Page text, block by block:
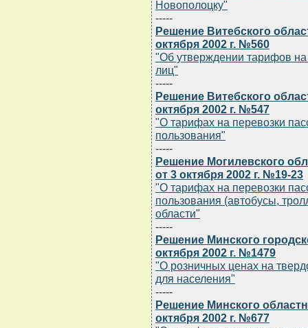
Новополоцку"
-----
Решение Витебского
октября 2002 г. №560
"Об утверждении тарифов
лиц"
-----
Решение Витебского
октября 2002 г. №547
"О тарифах на перевозки
пользования"
-----
Решение Могилевского
от 3 октября 2002 г. №19-23
"О тарифах на перевозки
пользования (автобусы,
области"
-----
Решение Минского
октября 2002 г. №1479
"О розничных ценах на
для населения"
-----
Решение Минского
октября 2002 г. №677